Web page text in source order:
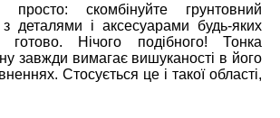
скомбінуйте грунтовний
деталями і аксесуарами будь-яких
готово. Нічого подібного! Тонка
завжди вимагає вишуканості в його
Стосується це і такої області,